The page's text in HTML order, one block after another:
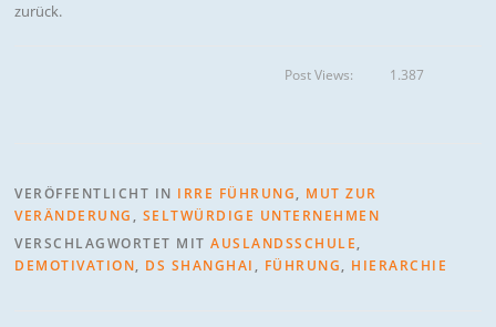
zurück.
Post Views: 1.387
VERÖFFENTLICHT IN IRRE FÜHRUNG, MUT ZUR
VERÄNDERUNG , SELTWÜRDIGE UNTERNEHMEN
VERSCHLAGWORTET MITAUSLANDSSCHULE,
DEMOTIVATION, DS SHANGHAI , FÜHRUNG, HIERARCHIE